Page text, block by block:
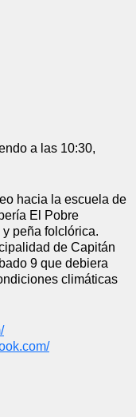
a las 10:30,
hacia la escuela de
El Pobre
peña folclórica.
de Capitán
9 que debiera
climáticas